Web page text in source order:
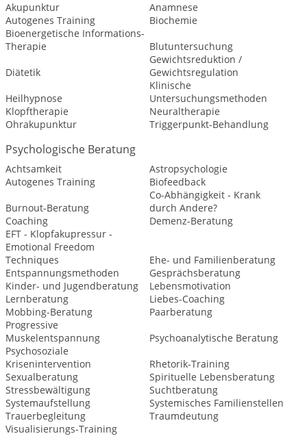
Akupunktur
Anamnese
Autogenes Training
Biochemie
Bioenergetische Informations-
Therapie
Blutuntersuchung
Diätetik
Gewichtsreduktion /
Gewichtsregulation
Heilhypnose
Klinische
Untersuchungsmethoden
Klopftherapie
Neuraltherapie
Ohrakupunktur
Triggerpunkt-Behandlung
Psychologische Beratung
Achtsamkeit
Astropsychologie
Autogenes Training
Biofeedback
Burnout-Beratung
Co-Abhängigkeit - Krank
durch Andere?
Coaching
Demenz-Beratung
EFT - Klopfakupressur -
Emotional Freedom
Techniques
Ehe- und Familienberatung
Entspannungsmethoden
Gesprächsberatung
Kinder- und Jugendberatung
Lebensmotivation
Lernberatung
Liebes-Coaching
Mobbing-Beratung
Paarberatung
Progressive
Muskelentspannung
Psychoanalytische Beratung
Psychosoziale
Krisenintervention
Rhetorik-Training
Sexualberatung
Spirituelle Lebensberatung
Stressbewältigung
Suchtberatung
Systemaufstellung
Systemisches Familienstellen
Trauerbegleitung
Traumdeutung
Visualisierungs-Training